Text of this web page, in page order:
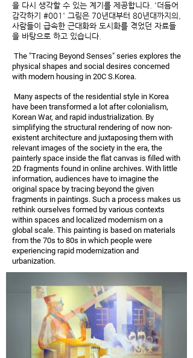
을 다시 생각할 수 있는 계기를 제공합니다. '더듬어
감각하기 #001' 그림은 70년대부터 80년대까지의,
사람들이 급속한 근대화와 도시화를 겪었던 자료들
을 바탕으로 하고 있습니다.
The "Tracing Beyond Senses" series explores the
physical shapes and social desires concerned
with modern housing in 20C S.Korea.
Many aspects of the residential style in Korea
have been transformed a lot after colonialism,
Korean War, and rapid industrialization. By
simplifying the structural rendering of now non-
existent architecture and juxtaposing them with
relevant images of the society in the era, the
painterly space inside the flat canvas is filled with
2D fragments found in online archives. With little
information, audiences have to imagine the
original space by tracing beyond the given
fragments in paintings. Such a process makes us
rethink ourselves formed by various contexts
within spaces and localized modernism on a
global scale. This painting is based on materials
from the 70s to 80s in which people were
experiencing rapid modernization and
urbanization.